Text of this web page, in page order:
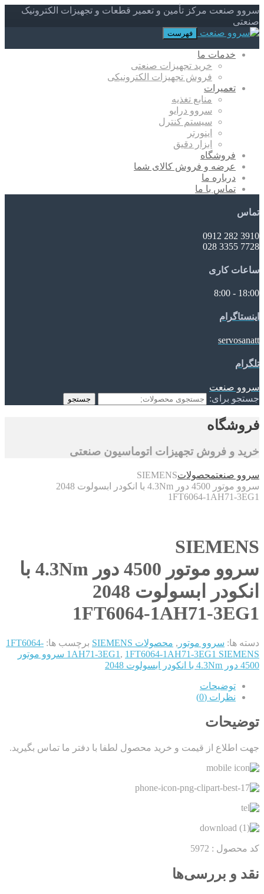
سروو صنعت مرکز تأمین و تعمیر قطعات و تجهیزات الکترونیک
صنعتی
فهرست
خدمات ما
خرید تجهیزات صنعتی
فروش تجهیزات الکترونیکی
تعمیرات
منابع تغذیه
سروو درایو
سیستم کنترل
اینورتر
ابزار دقیق
فروشگاه
عرضه و فروش کالای شما
درباره ما
تماس با ما
تماس
3910 282 0912
7728 3355 028
ساعات کاری
18:00 - 8:00
اینستاگرام
servosanatt
تلگرام
سروو صنعت
جستجو برای:
جستجو
فروشگاه
خرید و فروش تجهیزات اتوماسیون صنعتی
سروو صنعتمحصولاتSIEMENS
سروو موتور 4500 دور 4.3Nm با انکودر ابسولوت 2048
1FT6064-1AH71-3EG1
SIEMENS
سروو موتور 4500 دور 4.3Nm با
انکودر ابسولوت 2048
1FT6064-1AH71-3EG1
دسته ها: سروو موتور , محصولات SIEMENS برچسب ها: 1FT6064-
1AH71-3EG1 ,
1FT6064-1AH71-3EG1 SIEMENS سروو موتور
4500 دور 4.3Nm با انکودر ابسولوت 2048
توضیحات
نظرات (0)
توضیحات
جهت اطلاع از قیمت و خرید محصول لطفا با دفتر ما تماس بگیرید.
کد محصول : 5972
نقد و بررسی‌ها